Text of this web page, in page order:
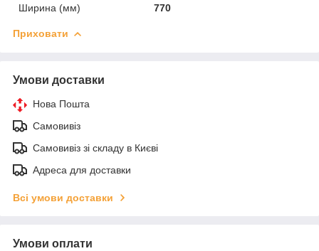
Ширина (мм) 770
Приховати
Умови доставки
Нова Пошта
Самовивіз
Самовивіз зі складу в Києві
Адреса для доставки
Всі умови доставки
Умови оплати